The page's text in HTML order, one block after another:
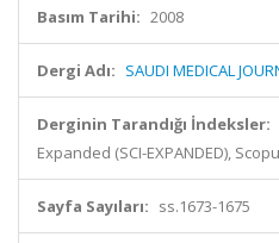
Basım Tarihi: 2008
Dergi Adı: SAUDI MEDICAL
Derginin Tarandığı İndeksler:
Expanded (SCI-EXPANDED),
Sayfa Sayıları: ss.1673-1675